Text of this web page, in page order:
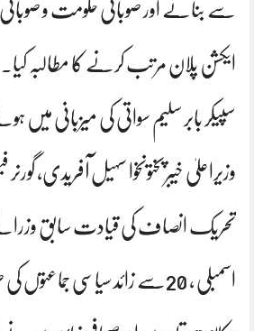
سے بنانے اور صوبائی حکومت و
ایکشن پلان مرتب کرنے کا مطالبہ کیا۔
سپیکر بابر سلیم سواتی کی میزبانی
وزیراعلیٰ خیبرپختونخوا سہیل آفریدی،
تحریک انصاف کی قیادت سابق
اسمبلی ، 20سے زائد سیاسی